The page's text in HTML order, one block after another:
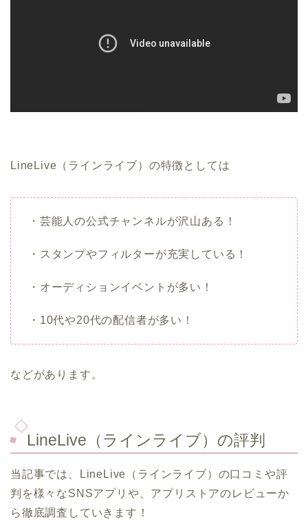
LineLive（ラインライブ）の特徴としては
・芸能人の公式チャンネルが沢山ある！
・スタンプやフィルターが充実している！
・オーディションイベントが多い！
・10代や20代の配信者が多い！
などがあります。
LineLive（ラインライブ）の評判
当記事では、LineLive（ラインライブ）の口コミや評
判を様々なSNSアプリや、アプリストアのレビューか
ら徹底調査していきます！